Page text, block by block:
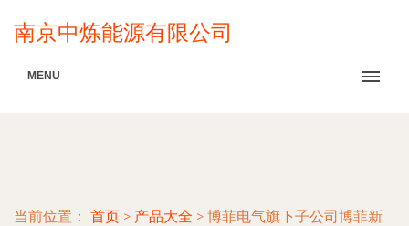
南京中炼能源有限公司
MENU
当前位置： 首页 > 产品大全 > 博菲电气旗下子公司博菲新